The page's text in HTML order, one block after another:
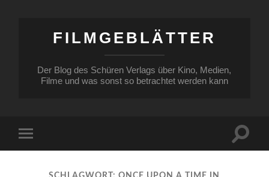
FILMGEBLÄTTER
Der Blog des Schüren Verlags über Kino, Medien,
Filme und was sonst so betrachtet werden kann
Menü